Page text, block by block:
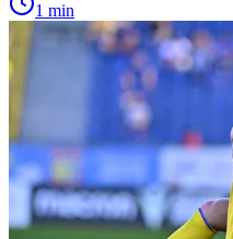
1 min